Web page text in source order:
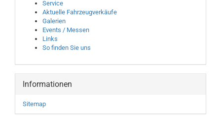
Service
Aktuelle Fahrzeugverkäufe
Galerien
Events / Messen
Links
So finden Sie uns
Informationen
Sitemap